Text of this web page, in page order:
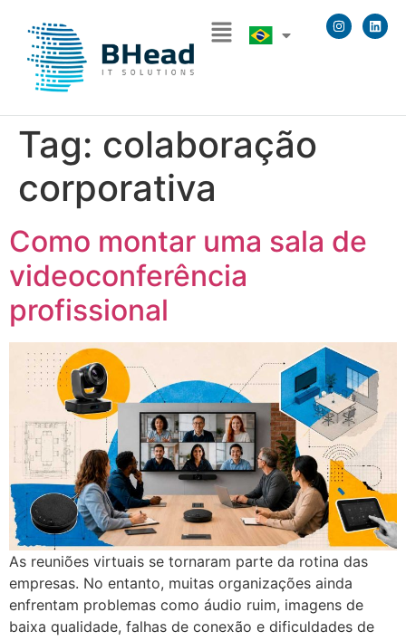
Tag: colaboração
corporativa
Como montar uma sala de
videoconferência
profissional
As reuniões virtuais se tornaram parte da rotina das
empresas. No entanto, muitas organizações ainda
enfrentam problemas como áudio ruim, imagens de
baixa qualidade, falhas de conexão e dificuldades de